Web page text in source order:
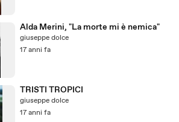
Alda Merini, "La morte mi è nemica"
giuseppe dolce
17 anni fa
TRISTI TROPICI
giuseppe dolce
17 anni fa